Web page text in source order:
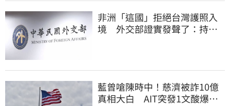
非洲「這國」拒絕台灣護照入
境 外交部證實發聲了：持續
藍曾嗆陳時中！慈濟被詐10億
真相大白 AIT突發1文酸爆…